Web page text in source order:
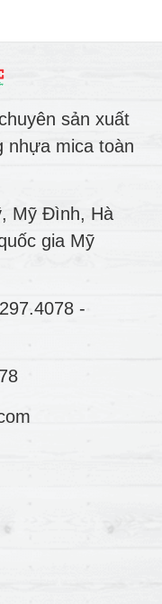
sản xuất
nhựa mica toàn
Mỹ Đình, Hà
gia Mỹ
-